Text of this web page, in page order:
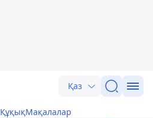
Қаз
ҚұқықМақалалар